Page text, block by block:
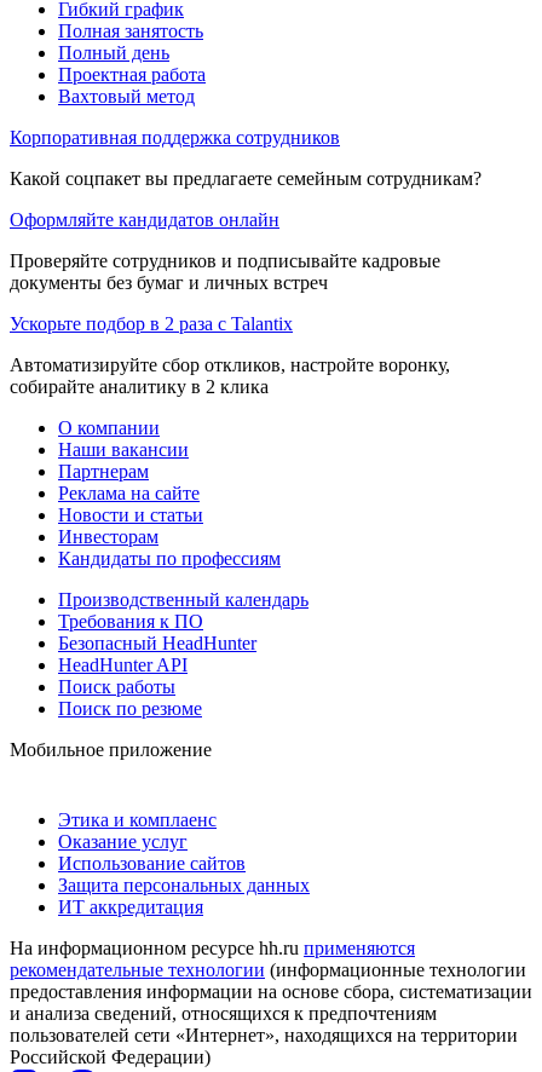
Гибкий график
Полная занятость
Полный день
Проектная работа
Вахтовый метод
Корпоративная поддержка сотрудников
Какой соцпакет вы предлагаете семейным сотрудникам?
Оформляйте кандидатов онлайн
Проверяйте сотрудников и подписывайте кадровые
документы без бумаг и личных встреч
Ускорьте подбор в 2 раза с Talantix
Автоматизируйте сбор откликов, настройте воронку,
собирайте аналитику в 2 клика
О компании
Наши вакансии
Партнерам
Реклама на сайте
Новости и статьи
Инвесторам
Кандидаты по профессиям
Производственный календарь
Требования к ПО
Безопасный HeadHunter
HeadHunter API
Поиск работы
Поиск по резюме
Мобильное приложение
Этика и комплаенс
Оказание услуг
Использование сайтов
Защита персональных данных
ИТ аккредитация
На информационном ресурсе hh.ru применяются
рекомендательные технологии (информационные технологии
предоставления информации на основе сбора, систематизации
и анализа сведений, относящихся к предпочтениям
пользователей сети «Интернет», находящихся на территории
Российской Федерации)